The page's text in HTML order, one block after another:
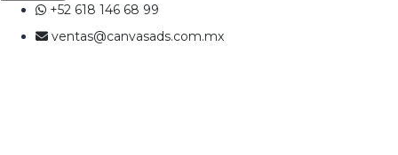
+52 618 146 68 99
ventas@canvasads.com.mx